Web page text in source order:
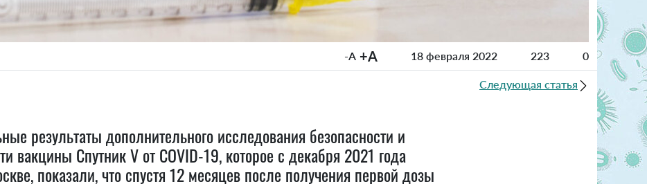
-A +A 18 февраля 2022 223 0
Следующая статья
результаты дополнительного исследования безопасности и
вакцины Спутник V от COVID-19, которое с декабря 2021 года
показали, что спустя 12 месяцев после получения первой дозы